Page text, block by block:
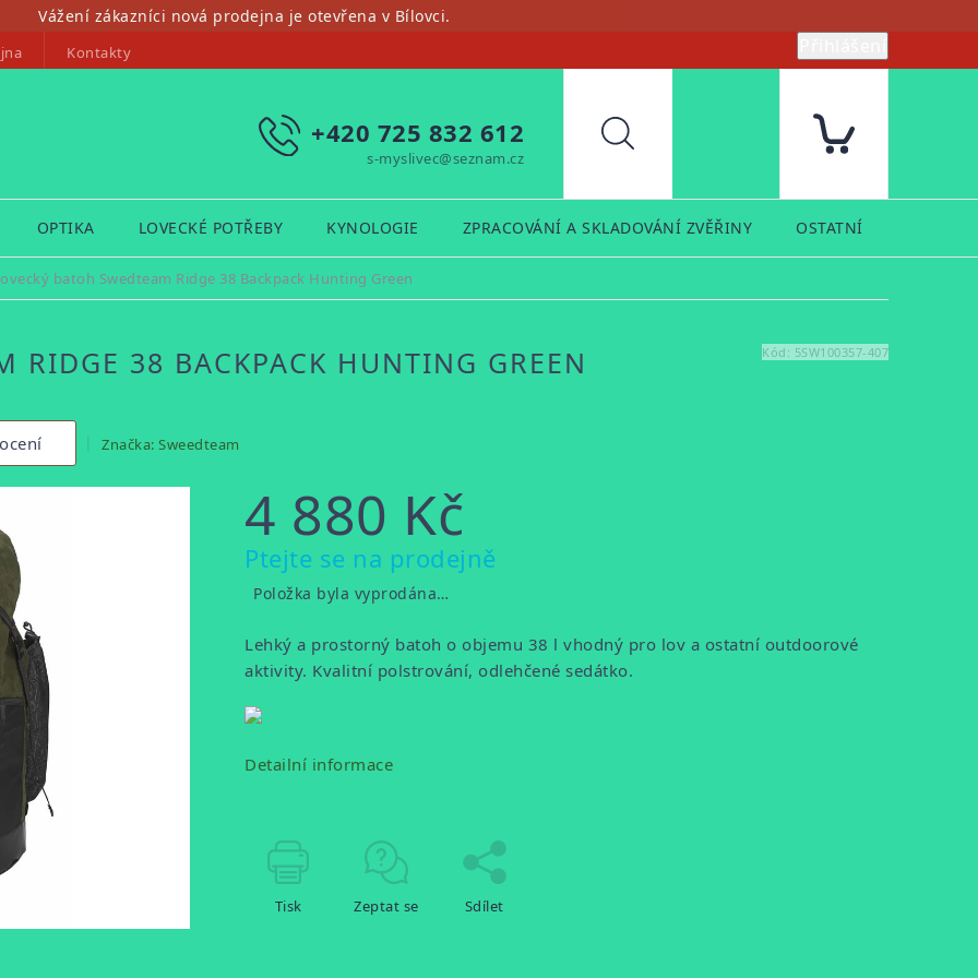
Vážení zákazníci nová prodejna je otevřena v Bílovci.
Kontakty
+420 725 832 612
s-myslivec@seznam.cz
Hledat
OPTIKA LOVECKÉ POTŘEBY KYNOLOGIE ZPRACOVÁNÍ A SKLADOVÁNÍ ZVĚŘINY OSTATNÍ
batoh Swedteam Ridge 38 Backpack Hunting Green
RIDGE 38 BACKPACK HUNTING GREEN Kód: 5SW100357-407
Značka: Sweedteam
4 880 Kč
Měrná
cena:
Ptejte se na prodejně
Položka byla vyprodána…
Lehký a prostorný batoh o objemu 38 l vhodný pro lov a ostatní outdoorové
aktivity. Kvalitní polstrování, odlehčené sedátko.
Detailní informace
Tisk Zeptat se Sdílet